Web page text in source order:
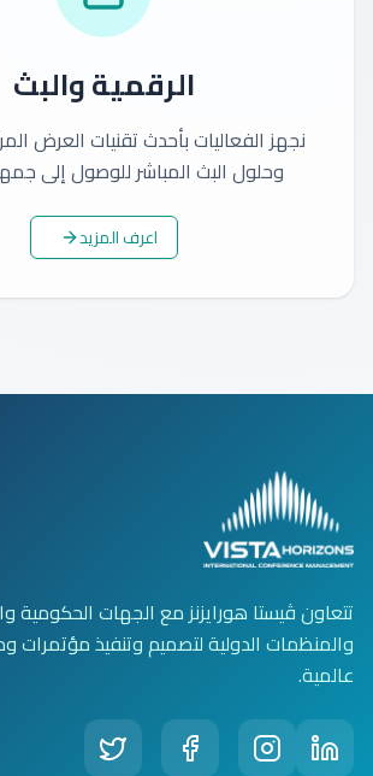
الرقمية والبث
نجهز الفعاليات بأحدث تقنيات العرض
وحلول البث المباشر للوصول إلى
اعرف المزيد
تتعاون ڤيستا هورايزنز مع الجهات الحكومية
والمنظمات الدولية لتصميم وتنفيذ مؤتمرات
عالمية.